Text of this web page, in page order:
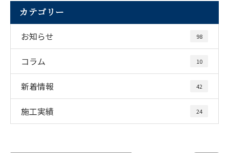
カテゴリー
お知らせ 98
コラム 10
新着情報 42
施工実績 24